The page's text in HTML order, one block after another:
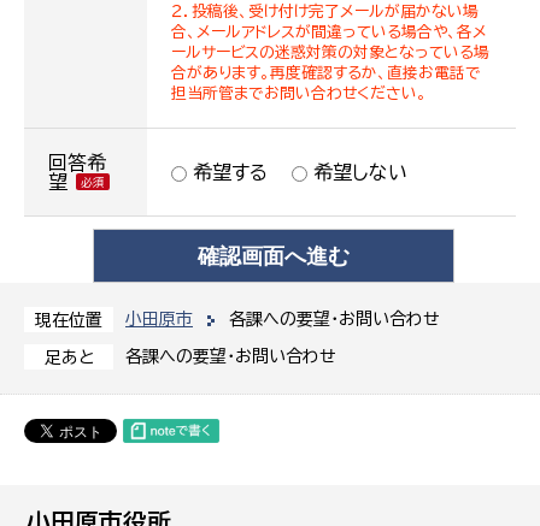
現在位置 小田原市 各課への要望・お問い合わせ
足あと 各課への要望・お問い合わせ
２．投稿後、受け付け完了メールが届かない場
合、メールアドレスが間違っている場合や、各メ
ールサービスの迷惑対策の対象となっている場
合があります。再度確認するか、直接お電話で
担当所管までお問い合わせください。
回答希
望
希望する 希望しない
小田原市役所